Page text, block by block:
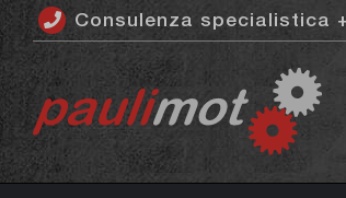
principale
Consulenza specialistica